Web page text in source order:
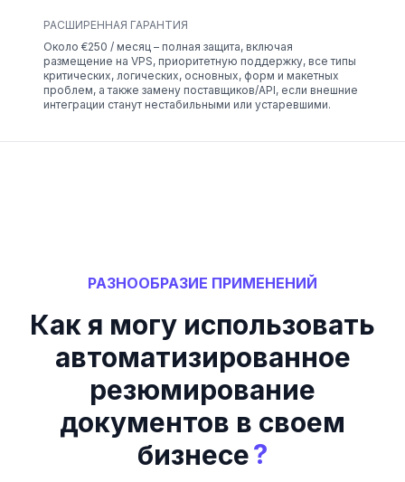
РАСШИРЕННАЯ ГАРАНТИЯ
Около €250 / месяц – полная защита, включая
размещение на VPS, приоритетную поддержку, все типы
критических, логических, основных, форм и макетных
проблем, а также замену поставщиков/API, если внешние
интеграции станут нестабильными или устаревшими.
РАЗНООБРАЗИЕ ПРИМЕНЕНИЙ
Как я могу использовать
автоматизированное
резюмирование
документов в своем
бизнесе?